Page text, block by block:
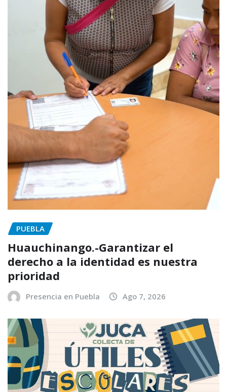
PUEBLA
Huauchinango.-Garantizar el
derecho a la identidad es nuestra
prioridad
Presencia en Puebla Ago 7, 2026